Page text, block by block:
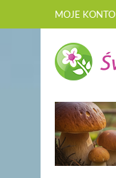
MOJE KONTO